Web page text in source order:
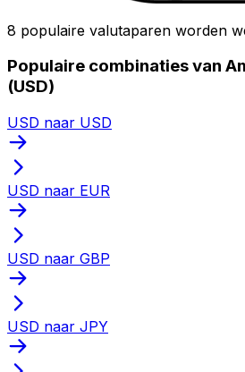
8 populaire valutaparen worden
Populaire combinaties van
(USD)
USD naar USD
USD naar EUR
USD naar GBP
USD naar JPY